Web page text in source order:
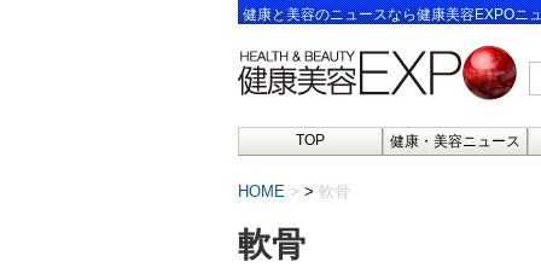
健康と美容のニュースなら健康美容EXPOニ
TOP 健康・美容ニュース
HOME > 軟骨
軟骨